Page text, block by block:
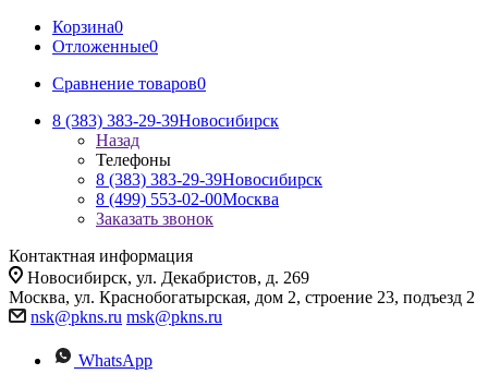
Корзина0
Отложенные0
Сравнение товаров0
8 (383) 383-29-39Новосибирск
Назад
Телефоны
8 (383) 383-29-39Новосибирск
8 (499) 553-02-00Москва
Заказать звонок
Контактная информация
Новосибирск, ул. Декабристов, д. 269
Москва, ул. Краснобогатырская, дом 2, строение 23, подъезд 2
nsk@pkns.ru msk@pkns.ru
WhatsApp